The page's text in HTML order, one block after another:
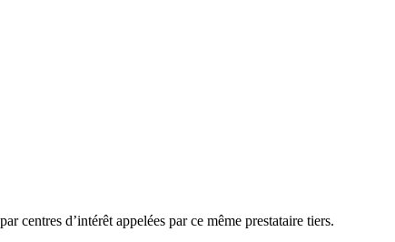
centres d’intérêt appelées par ce même prestataire tiers.